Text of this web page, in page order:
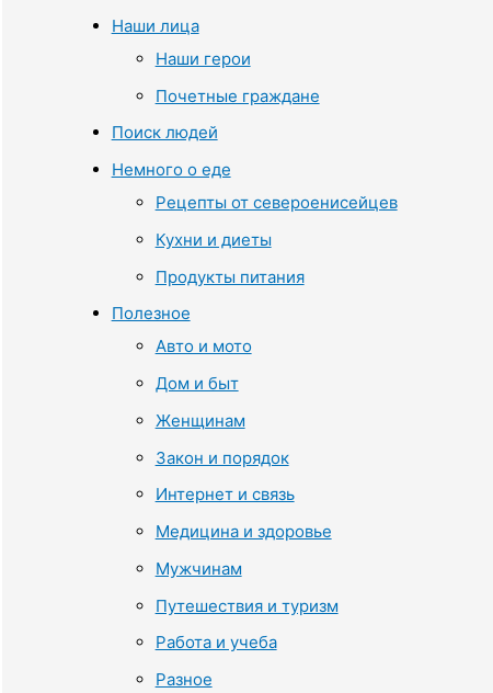
Наши лица
Наши герои
Почетные граждане
Поиск людей
Немного о еде
Рецепты от североенисейцев
Кухни и диеты
Продукты питания
Полезное
Авто и мото
Дом и быт
Женщинам
Закон и порядок
Интернет и связь
Медицина и здоровье
Мужчинам
Путешествия и туризм
Работа и учеба
Разное